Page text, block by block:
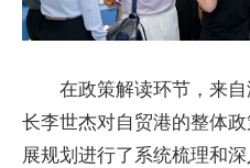
在政策解读环节，来
长李世杰对自贸港的整体
展规划进行了系统梳理和